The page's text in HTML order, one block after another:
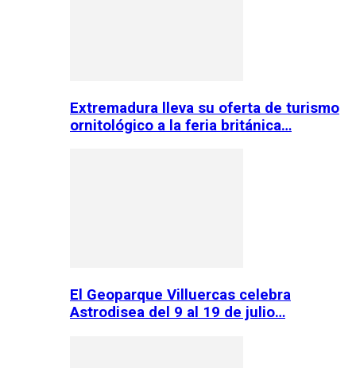
Extremadura lleva su oferta de turismo
ornitológico a la feria británica…
El Geoparque Villuercas celebra
Astrodisea del 9 al 19 de julio…